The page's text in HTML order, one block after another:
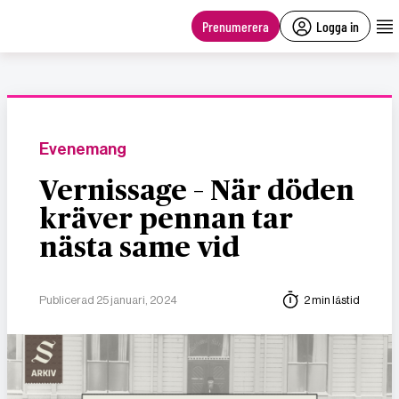
Prenumerera Logga in
Evenemang
Vernissage – När döden
kräver pennan tar
nästa same vid
Publicerad 25 januari, 2024 2 min lästid